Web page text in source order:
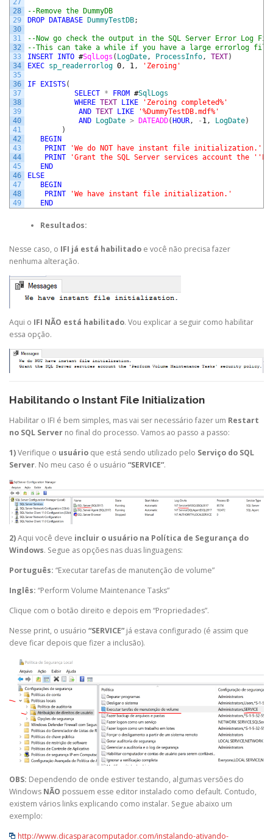
28
29
30
31
32
33
34
35
36
37
38
39
40
41
42
43
44
45
46
47
48
49
--Remove the DummyDB
DROP DATABASE DummyTestDB;
--Now go check the output in the SQL Server Error Log
--This can take a while if you have a large errorlog file
INSERT INTO #SqlLogs ( LogDate , ProcessInfo , TEXT)
EXEC sp_readerrorlog 0 , 1 , 'Zeroing'
IF EXISTS(
SELECT * FROM #SqlLogs
WHERE TEXT LIKE
'Zeroing completed%'
AND TEXT LIKE
'%DummyTestDB.mdf%'
AND LogDate > DATEADD(HOUR , - 1 , LogDate)
)
BEGIN
PRINT
'We do NOT have instant file initialization.'
PRINT
'Grant the SQL Server services account the '
END
ELSE
BEGIN
PRINT
'We have instant file initialization.'
END
Resultados:
Nesse caso, o IFI já está habilitado e você não precisa fazer
nenhuma alteração.
Aqui o IFI NÃO está habilitado. Vou explicar a seguir como habilitar
essa opção.
Habilitando o Instant File Initialization
Habilitar o IFI é bem simples, mas vai ser necessário fazer um Restart
no SQL Server no final do processo. Vamos ao passo a passo:
1)Verifique o usuário que está sendo utilizado pelo Serviço do SQL
Server. No meu caso é o usuário “SERVICE”.
2)Aqui você deve incluir o usuário na Política de Segurança do
Windows. Segue as opções nas duas linguagens:
Português: “Executar tarefas de manutenção de volume”
Inglês: “Perform Volume Maintenance Tasks”
Clique com o botão direito e depois em “Propriedades”.
Nesse print, o usuário “SERVICE”já estava configurado (é assim que
deve ficar depois que fizer a inclusão).
OBS: Dependendo de onde estiver testando, algumas versões do
Windows NÃO possuem esse editor instalado como default. Contudo,
existem vários links explicando como instalar. Segue abaixo um
exemplo:
http://www.dicasparacomputador.com/instalando-ativando-